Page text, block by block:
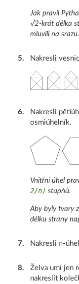
Jak pravil
√2-krát délka
mluvili na srazu.
5. Nakresli
6.
Nakresli
osmiúhelník.
Vnitřní úhel
2/n) stupňů.
Aby byly tvary
délku strany
7. Nakresli n-
8.
Želva umí jen
nakreslit